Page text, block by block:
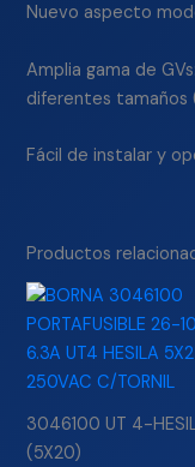
Nuevo aspecto
Amplia gama de
diferentes tamaños
Fácil de instalar y
Productos
3046100 UT 4-
(5X20)